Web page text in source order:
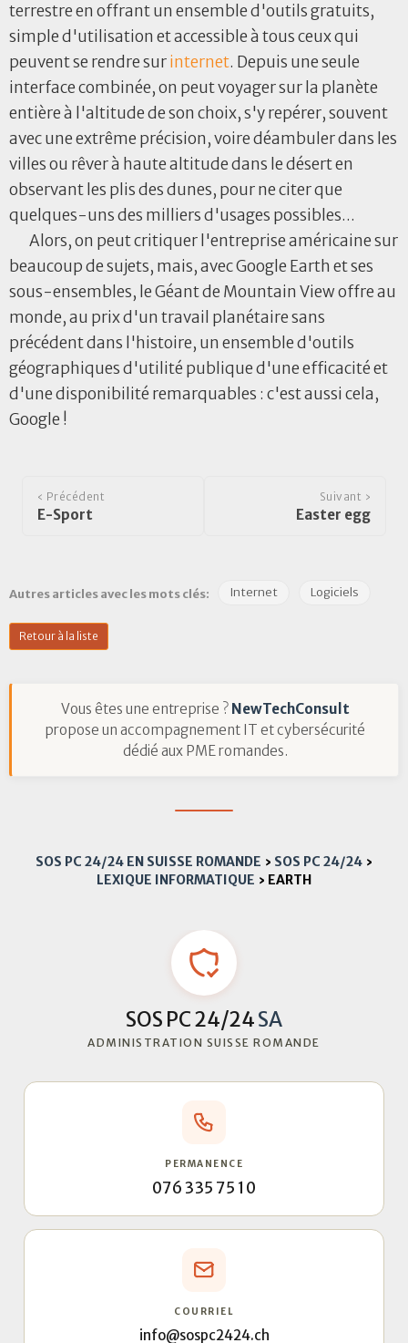
terrestre en offrant un ensemble d'outils gratuits,
simple d'utilisation et accessible à tous ceux qui
peuvent se rendre surinternet. Depuis une seule
interface combinée, on peut voyager sur la planète
entière à l'altitude de son choix, s'y repérer, souvent
avec une extrême précision, voire déambuler dans les
villes ou rêver à haute altitude dans le désert en
observant les plis des dunes, pour ne citer que
quelques-uns des milliers d'usages possibles...
Alors, on peut critiquer l'entreprise américaine sur
beaucoup de sujets, mais, avec Google Earth et ses
sous-ensembles, le Géant de Mountain View offre au
monde, au prix d'un travail planétaire sans
précédent dans l'histoire, un ensemble d'outils
géographiques d'utilité publique d'une efficacité et
d'une disponibilité remarquables : c'est aussi cela,
Google !
‹ Précédent
E-Sport
Suivant ›
Easter egg
Autres articles avec les mots clés: Internet Logiciels
Retour à la liste
Vous êtes une entreprise ? NewTechConsult
propose un accompagnement IT et cybersécurité
dédié aux PME romandes.
SOS PC 24/24 EN SUISSE ROMANDE › SOS PC 24/24 ›
LEXIQUE INFORMATIQUE › EARTH
SOS PC 24/24SA
ADMINISTRATION SUISSE ROMANDE
PERMANENCE
076 335 75 10
COURRIEL
info@sospc2424.ch